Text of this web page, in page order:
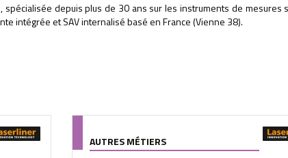
depuis plus de 30 ans sur les instruments de mesures
intégrée et SAV internalisé basé en France (Vienne 38).
COMPILE/95/39/DE/
AUTRES MÉTIERS